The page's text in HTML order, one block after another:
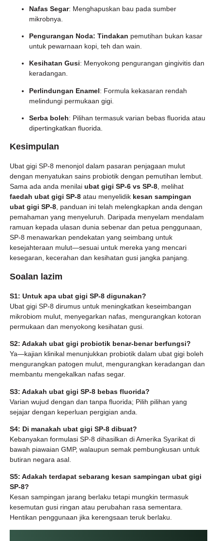
Nafas Segar: Menghapuskan bau pada sumber
mikrobnya.
Pengurangan Noda: Tindakan pemutihan bukan kasar
untuk pewarnaan kopi, teh dan wain.
Kesihatan Gusi: Menyokong pengurangan gingivitis dan
keradangan.
Perlindungan Enamel: Formula kekasaran rendah
melindungi permukaan gigi.
Serba boleh: Pilihan termasuk varian bebas fluorida atau
dipertingkatkan fluorida.
Kesimpulan
Ubat gigi SP-8 menonjol dalam pasaran penjagaan mulut
dengan menyatukan sains probiotik dengan pemutihan lembut.
Sama ada anda menilai ubat gigi SP-6 vs SP-8, melihat
faedah ubat gigi SP-8 atau menyelidik kesan sampingan
ubat gigi SP-8, panduan ini telah melengkapkan anda dengan
pemahaman yang menyeluruh. Daripada menyelam mendalam
ramuan kepada ulasan dunia sebenar dan petua penggunaan,
SP-8 menawarkan pendekatan yang seimbang untuk
kesejahteraan mulut—sesuai untuk mereka yang mencari
kesegaran, kecerahan dan kesihatan gusi jangka panjang.
Soalan lazim
S1: Untuk apa ubat gigi SP-8 digunakan?
Ubat gigi SP-8 dirumus untuk meningkatkan keseimbangan
mikrobiom mulut, menyegarkan nafas, mengurangkan kotoran
permukaan dan menyokong kesihatan gusi.
S2: Adakah ubat gigi probiotik benar-benar berfungsi?
Ya—kajian klinikal menunjukkan probiotik dalam ubat gigi boleh
mengurangkan patogen mulut, mengurangkan keradangan dan
membantu mengekalkan nafas segar.
S3: Adakah ubat gigi SP-8 bebas fluorida?
Varian wujud dengan dan tanpa fluorida; Pilih pilihan yang
sejajar dengan keperluan pergigian anda.
S4: Di manakah ubat gigi SP-8 dibuat?
Kebanyakan formulasi SP-8 dihasilkan di Amerika Syarikat di
bawah piawaian GMP, walaupun semak pembungkusan untuk
butiran negara asal.
S5: Adakah terdapat sebarang kesan sampingan ubat gigi
SP-8?
Kesan sampingan jarang berlaku tetapi mungkin termasuk
kesemutan gusi ringan atau perubahan rasa sementara.
Hentikan penggunaan jika kerengsaan teruk berlaku.